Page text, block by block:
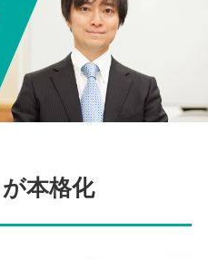
本格化